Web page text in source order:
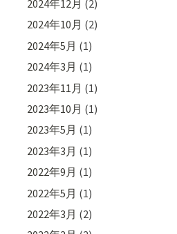
2024年12月 (2)
2024年10月 (2)
2024年5月 (1)
2024年3月 (1)
2023年11月 (1)
2023年10月 (1)
2023年5月 (1)
2023年3月 (1)
2022年9月 (1)
2022年5月 (1)
2022年3月 (2)